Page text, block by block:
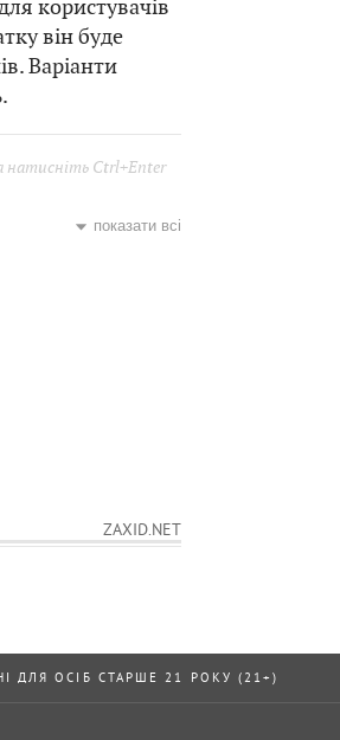
користувачів
він буде
Варіанти
натисніть Ctrl+Enter
показати всі
ZAXID.NET
ДЛЯ ОСІБ СТАРШЕ 21 РОКУ (21+)